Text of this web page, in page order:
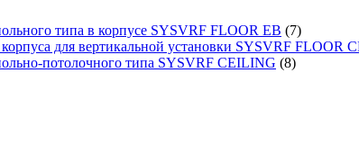
типа в корпусе SYSVRF FLOOR EB (7)
для вертикальной установки SYSVRF FLOOR
потолочного типа SYSVRF CEILING (8)